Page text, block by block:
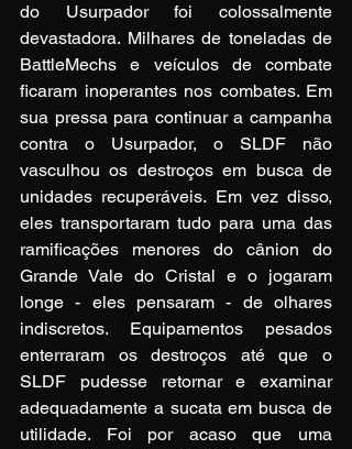
do Usurpador foi colossalmente
devastadora. Milhares de toneladas de
BattleMechs e veículos de combate
ficaram inoperantes nos combates. Em
sua pressa para continuar a campanha
contra o Usurpador, o SLDF não
vasculhou os destroços em busca de
unidades recuperáveis. Em vez disso,
eles transportaram tudo para uma das
ramificações menores do cânion do
Grande Vale do Cristal e o jogaram
longe - eles pensaram - de olhares
indiscretos. Equipamentos pesados
enterraram os destroços até que o
SLDF pudesse retornar e examinar
adequadamente a sucata em busca de
utilidade. Foi por acaso que uma